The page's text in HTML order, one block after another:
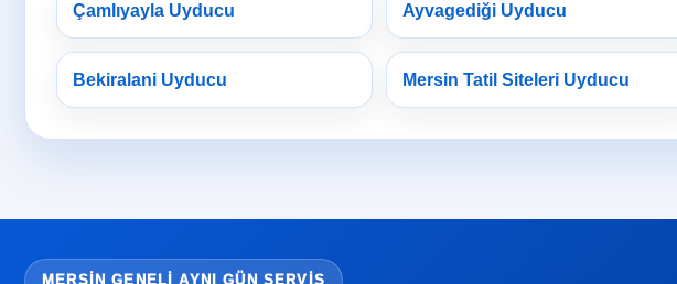
Çamlıyayla Uyducu Ayvagediği Uyducu
Bekiralani Uyducu Mersin Tatil Siteleri Uyducu
MERSIN GENELI AYNI GÜN SERVIS